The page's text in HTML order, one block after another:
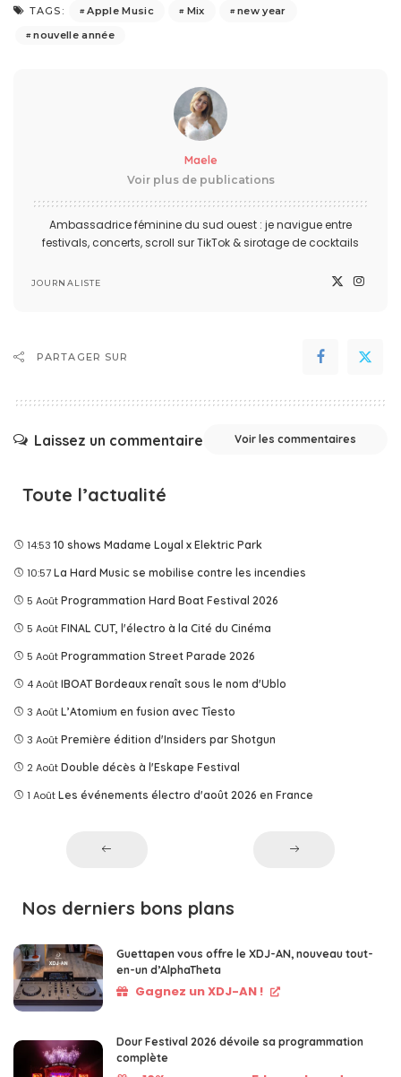
TAGS: Apple Music Mix
new year
nouvelle année
Maele
Voir plus de publications
Ambassadrice féminine du sud ouest : je navigue entre
festivals, concerts, scroll sur TikTok & sirotage de cocktails
JOURNALISTE
PARTAGER SUR
Laissez un commentaire Voir les commentaires
Toute l’actualité
14:53 10 shows Madame Loyal x Elektric Park
10:57 La Hard Music se mobilise contre les incendies
5 Août Programmation Hard Boat Festival 2026
5 Août FINAL CUT, l'électro à la Cité du Cinéma
5 Août Programmation Street Parade 2026
4 Août IBOAT Bordeaux renaît sous le nom d'Ublo
3 Août L’Atomium en fusion avec Tîesto
3 Août Première édition d'Insiders par Shotgun
2 Août Double décès à l'Eskape Festival
1 Août Les événements électro d'août 2026 en France
Nos derniers bons plans
Guettapen vous offre le XDJ-AN, nouveau tout-
en-un d’AlphaTheta
Gagnez un XDJ-AN !
Dour Festival 2026 dévoile sa programmation
complète